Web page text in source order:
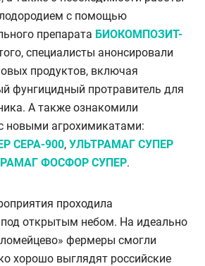
с помощью
препарата БИОКОМПОЗИТ-
специалисты анонсировали
продуктов, включая
фунгицидный протравитель для
А также ознакомили
новыми агрохимикатами:
СЕРА-900, УЛЬТРАМАГ СУПЕР
ФОСФОР СУПЕР.
проходила
под открытым небом. На идеально
фермеры смогли
хорошо выглядят российские